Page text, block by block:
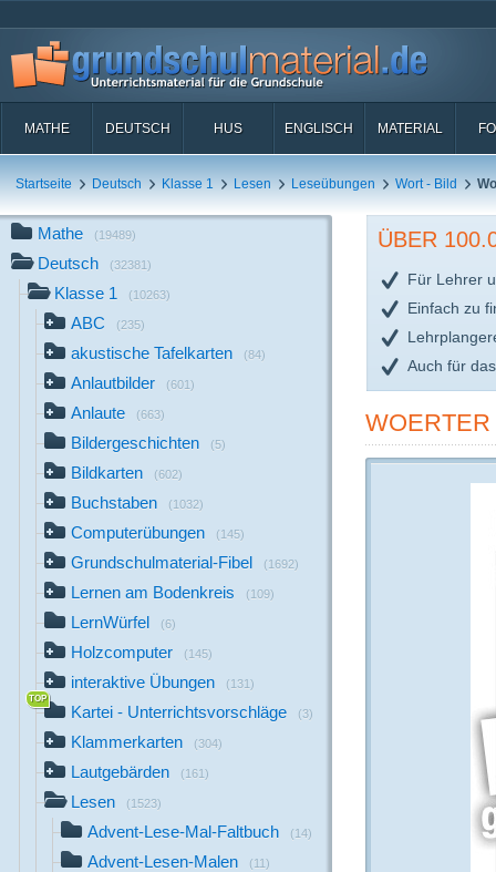
MATHE DEUTSCH HUS ENGLISCH MATERIAL
Startseite Deutsch Klasse 1 Lesen Leseübungen Wort - Bild
Mathe (19489)
Deutsch (32381)
Klasse 1 (10263)
ABC (235)
akustische Tafelkarten (84)
Anlautbilder (601)
Anlaute (663)
Bildergeschichten (5)
Bildkarten (602)
Buchstaben (1032)
Computerübungen (145)
Grundschulmaterial-Fibel (1692)
Lernen am Bodenkreis (109)
LernWürfel (6)
Holzcomputer (145)
interaktive Übungen (131)
Kartei - Unterrichtsvorschläge (3)
Klammerkarten (304)
Lautgebärden (161)
Lesen (1523)
Advent-Lese-Mal-Faltbuch (14)
Advent-Lesen-Malen (11)
ÜBER
Für Lehrer
Einfach zu
Auch für